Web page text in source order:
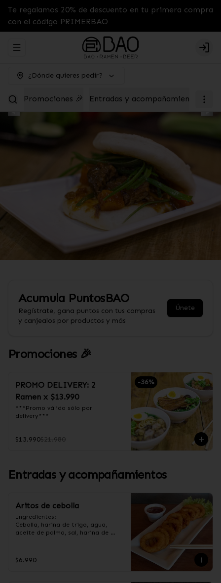
Te regalamos 20% de descuento en tu primera compra
con el código PRIMERBAO
Abrir menu de navegación
¿Dónde quieres pedir?
Promociones 🎉 Entradas y acompañamientos
Acumula PuntosBAO
Regístrate, gana puntos con tus compras
y canjealos por productos y más
Únete
Promociones 🎉
-36%
PROMO DELIVERY: 2
Ramen x $13.990
***Promo válido sólo por
delivery***
$13.990$21.980
Entradas y acompañamientos
Aritos de cebolla
Ingredientes:
Cebolla, harina de trigo, agua,
aceite de palma, sal, harina de
$6.990